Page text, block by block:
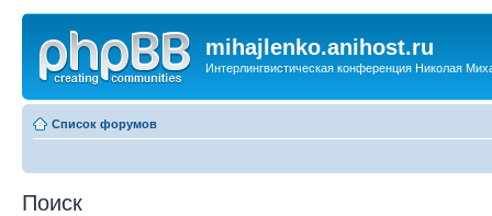
mihajlenko.anihost.ru
Интерлингвистическая конференция Николая
Список форумов
Поиск